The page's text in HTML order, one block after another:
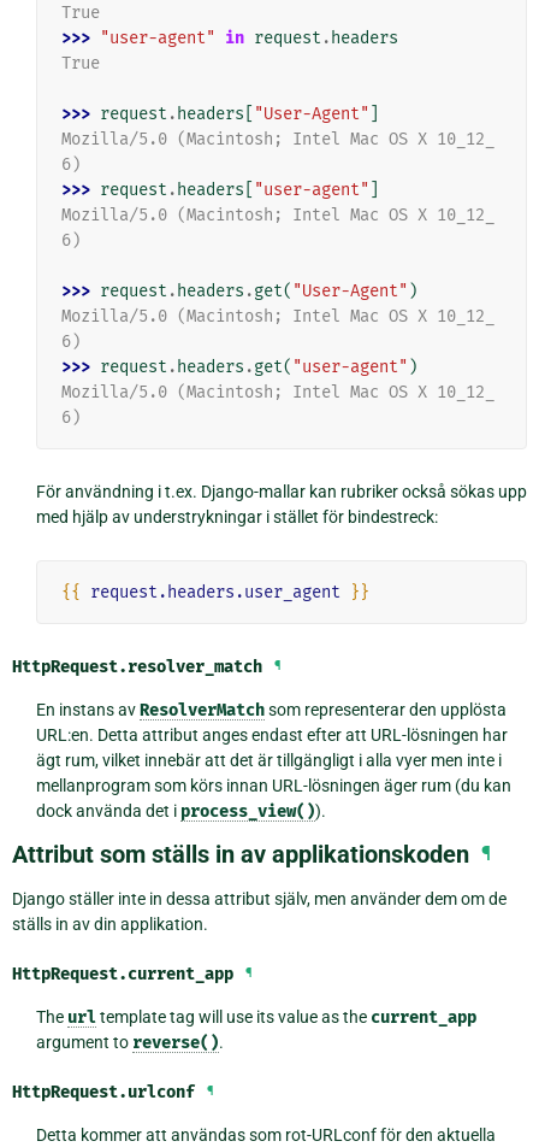
True
>>> "user-agent" in request . headers
True
>>> request . headers "User-Agent"
Mozilla/5.0 (Macintosh; Intel Mac OS X 10_12_
6)
>>> request . headers "user-agent"
Mozilla/5.0 (Macintosh; Intel Mac OS X 10_12_
6)
>>> request . headers .get( "User-Agent" )
Mozilla/5.0 (Macintosh; Intel Mac OS X 10_12_
6)
>>> request . headers .get( "user-agent" )
Mozilla/5.0 (Macintosh; Intel Mac OS X 10_12_
6)
För användning i t.ex. Django-mallar kan rubriker också sökas upp
med hjälp av understrykningar i stället för bindestreck:
{{ request.headers.user_agent }}
HttpRequest.resolver_match ¶
En instans avResolverMatchsom representerar den upplösta
URL:en. Detta attribut anges endast efter att URL-lösningen har
ägt rum, vilket innebär att det är tillgängligt i alla vyer men inte i
mellanprogram som körs innan URL-lösningen äger rum (du kan
dock använda det i process_view()).
Attribut som ställs in av applikationskoden ¶
Django ställer inte in dessa attribut själv, men använder dem om de
ställs in av din applikation.
HttpRequest.current_app ¶
The urltemplate tag will use its value as the current_app
argument to reverse().
HttpRequest.urlconf ¶
Detta kommer att användas som rot-URLconf för den aktuella